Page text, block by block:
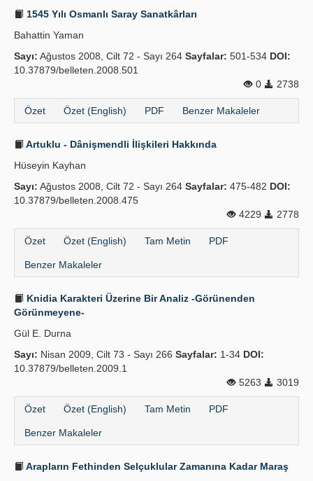
1545 Yılı Osmanlı Saray Sanatkârları
Bahattin Yaman
Sayı: Ağustos 2008, Cilt 72 - Sayı 264 Sayfalar: 501-534 DOI:
10.37879/belleten.2008.501
0
2738
Özet Özet (English) PDF Benzer Makaleler
Artuklu - Dânişmendli İlişkileri Hakkında
Hüseyin Kayhan
Sayı: Ağustos 2008, Cilt 72 - Sayı 264 Sayfalar: 475-482 DOI:
10.37879/belleten.2008.475
4229
2778
Özet Özet (English) Tam Metin PDF
Benzer Makaleler
Knidia Karakteri Üzerine Bir Analiz -Görünenden
Görünmeyene-
Gül E. Durna
Sayı: Nisan 2009, Cilt 73 - Sayı 266 Sayfalar: 1-34 DOI:
10.37879/belleten.2009.1
5263
3019
Özet Özet (English) Tam Metin PDF
Benzer Makaleler
Arapların Fethinden Selçuklular Zamanına Kadar Maraş